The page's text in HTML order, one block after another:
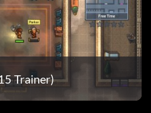
Trainer)